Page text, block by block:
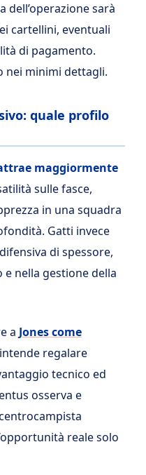
dell’operazione sarà
cartellini, eventuali
di pagamento.
nei minimi dettagli.
quale profilo
maggiormente
sulle fasce,
in una squadra
Gatti invece
di spessore,
nella gestione della
a Jones come
regalare
tecnico ed
osserva e
reale solo